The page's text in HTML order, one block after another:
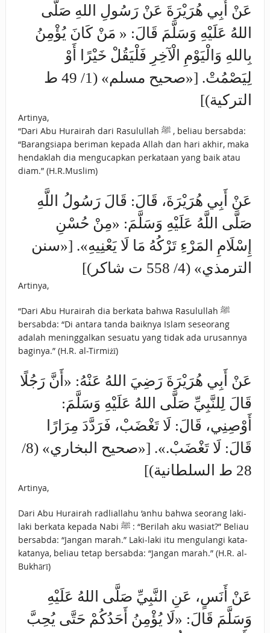
عَنْ ‌أَبِي هُرَيْرَةَ عَنْ رَسُولِ اللهِ صَلَّى
اللهُ عَلَيْهِ وَسَلَّمَ قَالَ: « ‌مَنْ ‌كَانَ ‌يُؤْمِنُ
‌بِاللهِ ‌وَالْيَوْمِ ‌الْآخِرِ ‌فَلْيَقُلْ ‌خَيْرًا أَوْ
لِيَصْمُتْ. [«صحيح مسلم» (1/ 49 ط
التركية)]
Artinya,
“Dari Abu Hurairah dari Rasulullah ﷺ , beliau bersabda:
“Barangsiapa beriman kepada Allah dan hari akhir, maka
hendaklah dia mengucapkan perkataan yang baik atau
diam.” (H.R.Muslim)
عَنْ أَبِي هُرَيْرَةَ، قَالَ: قَالَ رَسُولُ اللَّهِ
صَلَّى اللَّهُ عَلَيْهِ وَسَلَّمَ: «‌مِنْ ‌حُسْنِ
‌إِسْلَامِ ‌المَرْءِ ‌تَرْكُهُ مَا لَا يَعْنِيهِ». [«سنن
الترمذي» (4/ 558 ت شاكر)]
Artinya,
“Dari Abu Hurairah dia berkata bahwa Rasulullah ﷺ
bersabda: “Di antara tanda baiknya Islam seseorang
adalah meninggalkan sesuatu yang tidak ada urusannya
baginya.” (H.R. al-Tirmiżī)
عَنْ ‌أَبِي هُرَيْرَةَ رَضِيَ اللهُ عَنْهُ: «أَنَّ رَجُلًا
قَالَ لِلنَّبِيِّ صَلَّى اللهُ عَلَيْهِ وَسَلَّمَ:
أَوْصِنِي، قَالَ: ‌لَا ‌تَغْضَبْ، فَرَدَّدَ مِرَارًا
قَالَ: ‌لَا ‌تَغْضَبْ.». [«صحيح البخاري» (8/
28 ط السلطانية)]
Artinya,
Dari Abu Hurairah radliallahu ‘anhu bahwa seorang laki-
laki berkata kepada Nabi ﷺ : “Berilah aku wasiat?” Beliau
bersabda: “Jangan marah.” Laki-laki itu mengulangi kata-
katanya, beliau tetap bersabda: “Jangan marah.” (H.R. al-
Bukhārī)
عَنْ ‌أَنَسٍ، عَنِ النَّبِيِّ صَلَّى اللهُ عَلَيْهِ
وَسَلَّمَ قَالَ: «لَا يُؤْمِنُ أَحَدُكُمْ حَتَّى ‌يُحِبَّ